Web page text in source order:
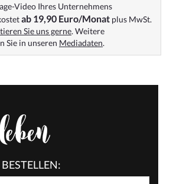
Video Ihres Unternehmens
ab 19,90 Euro/Monat plus MwSt.
Sie uns gerne. Weitere
Sie in unseren Mediadaten.